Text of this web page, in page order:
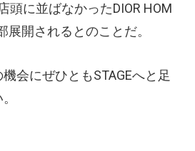
頭に並ばなかったDIOR HOM
展開されるとのことだ。
会にぜひともSTAGEへと足